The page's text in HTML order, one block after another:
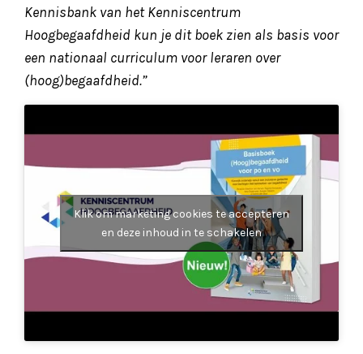
Kennisbank van het Kenniscentrum
Hoogbegaafdheid kun je dit boek zien als basis voor
een nationaal curriculum voor leraren over
(hoog)begaafdheid.”
Klik om marketing cookies te accepteren
en deze inhoud in te schakelen